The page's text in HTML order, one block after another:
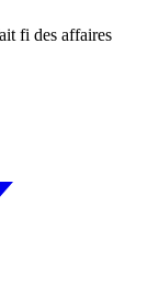
fi des affaires